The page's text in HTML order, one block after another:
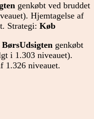
genkøbt ved bruddet
Hjemtagelse af
Strategi: Køb
BørsUdsigten genkøbt
i 1.303 niveauet).
1.326 niveauet.